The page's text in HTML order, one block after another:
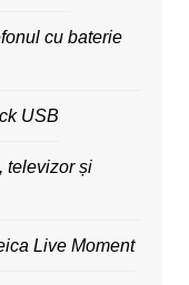
cu baterie
USB
televizor și
Live Moment